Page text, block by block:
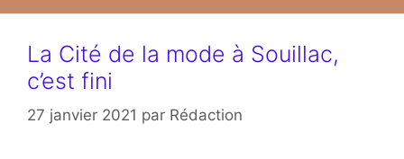
La Cité de la mode à Souillac,
c’est fini
27 janvier 2021 par Rédaction